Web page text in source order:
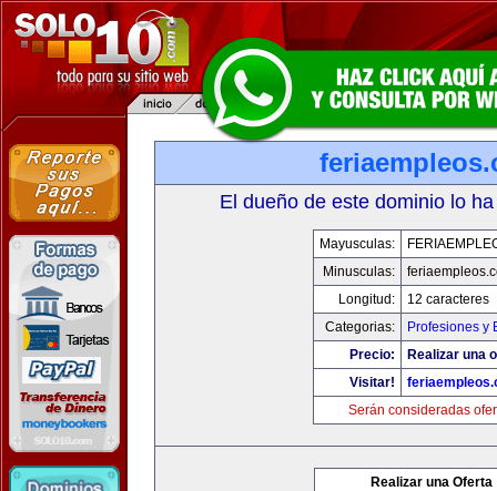
El dueño de este dominio lo
Mayusculas:
Minusculas:
Longitud:
12 caracteres
Categorias:
Profesiones y
Precio:
Realizar una
Visitar!
Serán consideradas
Realizar una Oferta